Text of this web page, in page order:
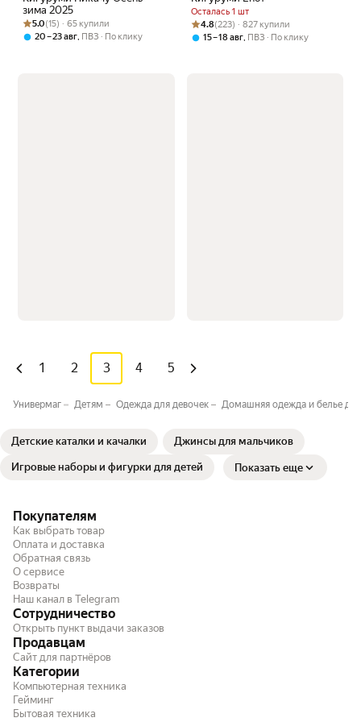
зима 2025
Рейтинг товара: 5.0 из 5
Оценок: (15) · 65 купили
5.0(15) · 65 купили
20 – 23 авг, ПВЗ По клику
Осталась 1 шт
Рейтинг товара: 4.8 из 5
Оценок: (223) · 827 купили
4.8(223) · 827 купили
15 – 18 авг, ПВЗ По клику
1 2 3 4 5
Универмаг Детям Одежда для девочек Домашняя одежда и белье
Детские каталки и качалки Джинсы для мальчиков
Игровые наборы и фигурки для детей Показать еще
Покупателям
Как выбрать товар
Оплата и доставка
Обратная связь
О сервисе
Возвраты
Наш канал в Telegram
Сотрудничество
Открыть пункт выдачи заказов
Продавцам
Сайт для партнёров
Категории
Компьютерная техника
Гейминг
Бытовая техника